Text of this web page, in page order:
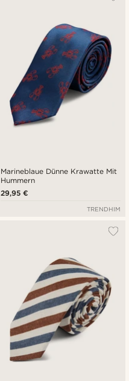
Marineblaue Dünne Krawatte Mit
Hummern
29,95 €
TRENDHIM